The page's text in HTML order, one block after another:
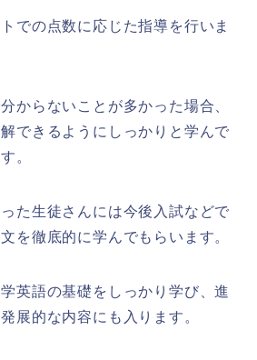
での点数に応じた指導を行いま
からないことが多かった場合、
できるようにしっかりと学んで
。
た生徒さんには今後入試などで
を徹底的に学んでもらいます。
英語の基礎をしっかり学び、進
展的な内容にも入ります。